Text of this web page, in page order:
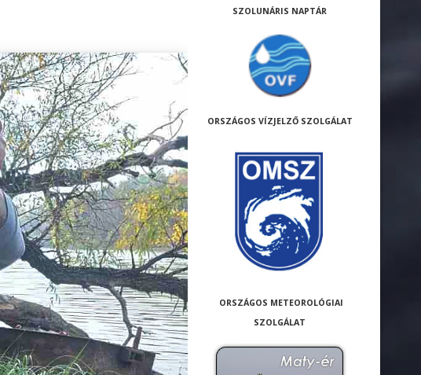
SZOLUNÁRIS NAPTÁR
ORSZÁGOS VÍZJELZŐ SZOLGÁLAT
ORSZÁGOS METEOROLÓGIAI
SZOLGÁLAT